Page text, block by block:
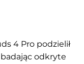
4 Pro podzielił
odkryte